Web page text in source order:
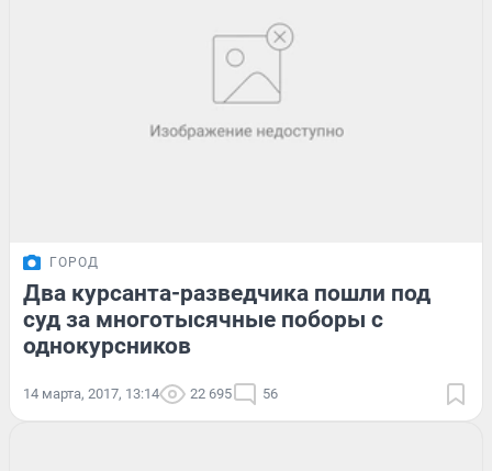
ГОРОД
Два курсанта-разведчика пошли под
суд за многотысячные поборы с
однокурсников
14 марта, 2017, 13:14 22 695 56